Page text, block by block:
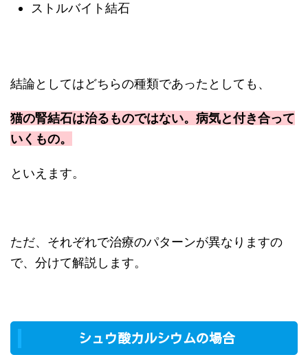
ストルバイト結石
結論としてはどちらの種類であったとしても、
猫の腎結石は治るものではない。病気と付き合って
いくもの。
といえます。
ただ、それぞれで治療のパターンが異なりますの
で、分けて解説します。
シュウ酸カルシウムの場合